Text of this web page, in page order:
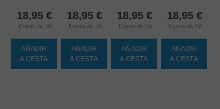
18,95 €
Exento de IVA
AÑADIR
A CESTA
18,95 €
Exento de IVA
AÑADIR
A CESTA
18,95 €
Exento de IVA
AÑADIR
A CESTA
18,95 €
Exento de IVA
AÑADIR
A CESTA